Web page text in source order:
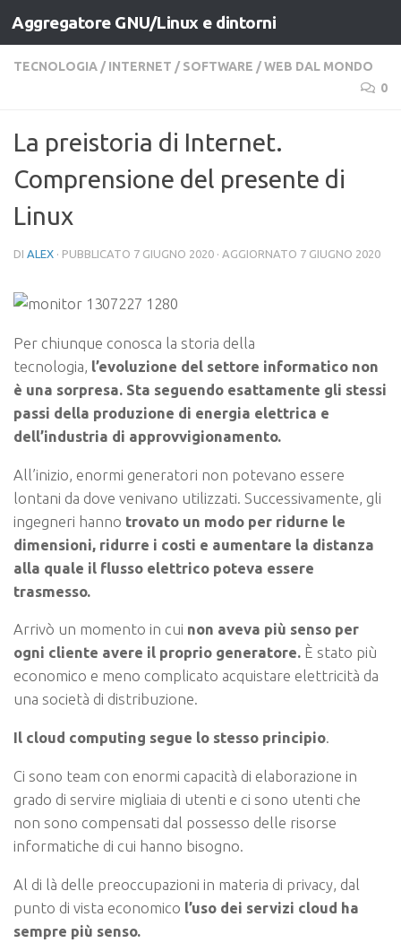
Salta al contenuto
Aggregatore GNU/Linux e dintorni
TECNOLOGIA / INTERNET / SOFTWARE /WEB DAL MONDO
0
La preistoria di Internet.
Comprensione del presente di
Linux
DI ALEX · PUBBLICATO 7 GIUGNO 2020 · AGGIORNATO 7 GIUGNO 2020
Per chiunque conosca la storia della
tecnologia, l’evoluzione del settore informatico non
è una sorpresa. Sta seguendo esattamente gli stessi
passi della produzione di energia elettrica e
dell’industria di approvvigionamento.
All’inizio, enormi generatori non potevano essere
lontani da dove venivano utilizzati. Successivamente, gli
ingegneri hanno trovato un modo per ridurne le
dimensioni, ridurre i costi e aumentare la distanza
alla quale il flusso elettrico poteva essere
trasmesso.
Arrivò un momento in cui non aveva più senso per
ogni cliente avere il proprio generatore. È stato più
economico e meno complicato acquistare elettricità da
una società di distribuzione.
Il cloud computing segue lo stesso principio.
Ci sono team con enormi capacità di elaborazione in
grado di servire migliaia di utenti e ci sono utenti che
non sono compensati dal possesso delle risorse
informatiche di cui hanno bisogno.
Al di là delle preoccupazioni in materia di privacy, dal
punto di vista economico l’uso dei servizi cloud ha
sempre più senso.